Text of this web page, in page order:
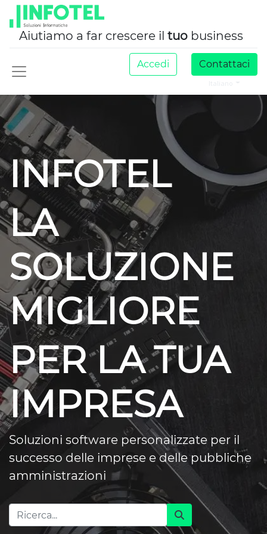
Aiutiamo a far crescere il tuo business
Accedi Contattaci
INFOTEL
LA
SOLUZIONE
MIGLIORE
PER LA TUA
IMPRESA
Soluzioni software personalizzate per il
successo delle imprese e delle pubbliche
amministrazioni